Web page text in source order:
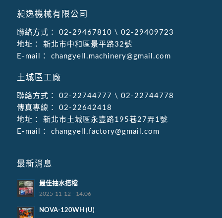
昶逸機械有限公司
聯絡方式： 02-29467810 \ 02-29409723
地址：
新北市中和區景平路32號
E-mail：
changyell.machinery@gmail.com
土城區工廠
聯絡方式： 02-22744777 \ 02-22744778
傳真專線：
02-22642418
地址：
新北市土城區永豐路195巷27弄1號
E-mail：
changyell.factory@gmail.com
最新消息
最佳抽水搭檔
2025-11-12 - 14:06
NOVA-120WH (U)